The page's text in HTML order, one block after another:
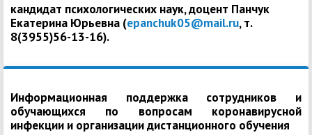
кандидат психологических наук, доцент Панчук
Екатерина Юрьевна (epanchuk05@mail.ru, т.
8(3955)56-13-16).
Информационная поддержка сотрудников и
обучающихся по вопросам коронавирусной
инфекции и организации дистанционного обучения